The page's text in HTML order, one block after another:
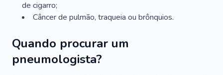
de cigarro;
Câncer de pulmão, traqueia ou brônquios.
Quando procurar um
pneumologista?